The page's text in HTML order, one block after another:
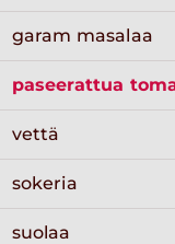
garam masalaa
paseerattua
vettä
sokeria
suolaa